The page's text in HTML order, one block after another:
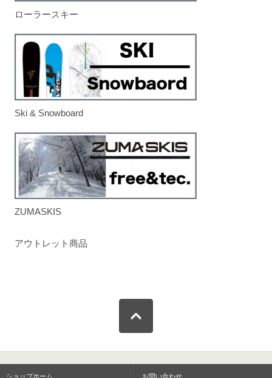
ローラースキー
Ski & Snowboard
ZUMASKIS
アウトレット商品
ショップホーム お問い合わせ